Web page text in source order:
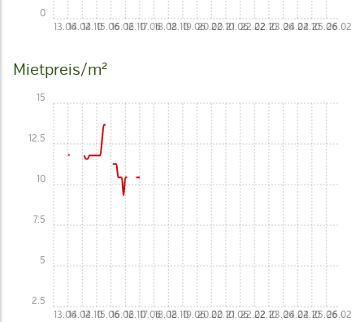
13.0614.0214.1015.0616.0216.1017.0618.0218.1019.0620.0220.1021.0622.0222.1023.0624.0224.1025.0626.02
0
Mietpreis/m²
13.0614.0214.1015.0616.0216.1017.0618.0218.1019.0620.0220.1021.0622.0222.1023.0624.0224.1025.0626.02
2.5
5
7.5
10
12.5
15